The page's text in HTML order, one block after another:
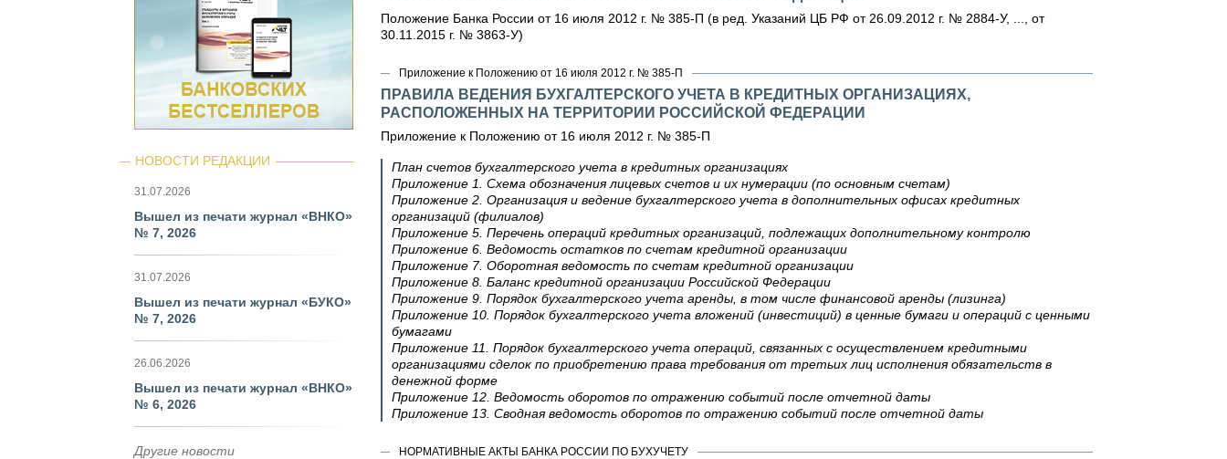
Положение Банка России от 16 июля 2012 г. № 385-П (в ред. Указаний ЦБ РФ от 26.09.2012 г. № 2884-У, ..., от
30.11.2015 г. № 3863-У)
Приложение к Положению от 16 июля 2012 г. № 385-П
ПРАВИЛА ВЕДЕНИЯ БУХГАЛТЕРСКОГО УЧЕТА В КРЕДИТНЫХ ОРГАНИЗАЦИЯХ,
РАСПОЛОЖЕННЫХ НА ТЕРРИТОРИИ РОССИЙСКОЙ ФЕДЕРАЦИИ
Приложение к Положению от 16 июля 2012 г. № 385-П
План счетов бухгалтерского учета в кредитных организациях
Приложение 1. Схема обозначения лицевых счетов и их нумерации (по основным счетам)
Приложение 2. Организация и ведение бухгалтерского учета в дополнительных офисах кредитных
организаций (филиалов)
Приложение 5. Перечень операций кредитных организаций, подлежащих дополнительному контролю
Приложение 6. Ведомость остатков по счетам кредитной организации
Приложение 7. Оборотная ведомость по счетам кредитной организации
Приложение 8. Баланс кредитной организации Российской Федерации
Приложение 9. Порядок бухгалтерского учета аренды, в том числе финансовой аренды (лизинга)
Приложение 10. Порядок бухгалтерского учета вложений (инвестиций) в ценные бумаги и операций с ценными
бумагами
Приложение 11. Порядок бухгалтерского учета операций, связанных с осуществлением кредитными
организациями сделок по приобретению права требования от третьих лиц исполнения обязательств в
денежной форме
Приложение 12. Ведомость оборотов по отражению событий после отчетной даты
Приложение 13. Сводная ведомость оборотов по отражению событий после отчетной даты
НОРМАТИВНЫЕ АКТЫ БАНКА РОССИИ ПО БУХУЧЕТУ
НОВОСТИ РЕДАКЦИИ
31.07.2026
Вышел из печати журнал «ВНКО»
№ 7, 2026
31.07.2026
Вышел из печати журнал «БУКО»
№ 7, 2026
26.06.2026
Вышел из печати журнал «ВНКО»
№ 6, 2026
Другие новости